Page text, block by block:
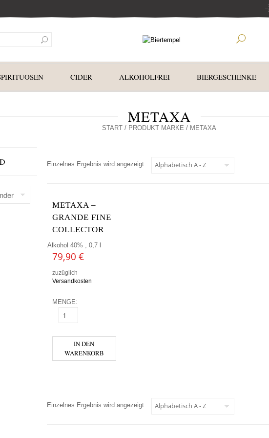
CIDER ALKOHOLFREI BIERGESCHENKE
METAXA
START / PRODUKT MARKE / METAXA
Einzelnes Ergebnis wird angezeigt
METAXA –
GRANDE FINE
COLLECTOR
Alkohol 40% , 0,7 l
79,90 €
zuzüglich
Versandkosten
MENGE:
METAXA - GRANDE FINE COLLECTOR MENGE
IN DEN
WARENKORB
Einzelnes Ergebnis wird angezeigt